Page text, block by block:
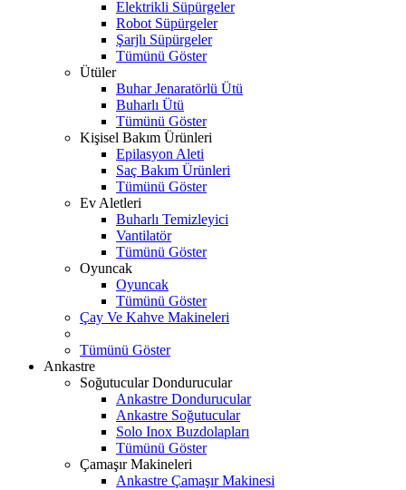
Elektrikli Süpürgeler
Robot Süpürgeler
Şarjlı Süpürgeler
Tümünü Göster
Ütüler
Buhar Jenaratörlü Ütü
Buharlı Ütü
Tümünü Göster
Kişisel Bakım Ürünleri
Epilasyon Aleti
Saç Bakım Ürünleri
Tümünü Göster
Ev Aletleri
Buharlı Temizleyici
Vantilatör
Tümünü Göster
Oyuncak
Oyuncak
Tümünü Göster
Çay Ve Kahve Makineleri
Tümünü Göster
Ankastre
Soğutucular Dondurucular
Ankastre Dondurucular
Ankastre Soğutucular
Solo Inox Buzdolapları
Tümünü Göster
Çamaşır Makineleri
Ankastre Çamaşır Makinesi